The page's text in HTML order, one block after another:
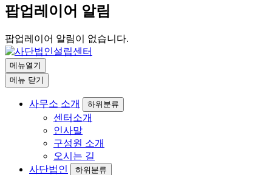
팝업레이어 알림
팝업레이어 알림이 없습니다.
메뉴열기
메뉴 닫기
사무소 소개 하위분류
센터소개
인사말
구성원 소개
오시는 길
사단법인
하위분류